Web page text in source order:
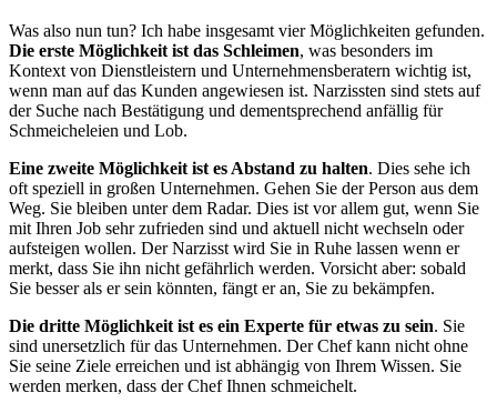
Was also nun tun? Ich habe insgesamt vier Möglichkeiten gefunden.
Die erste Möglichkeit ist das Schleimen, was besonders im
Kontext von Dienstleistern und Unternehmensberatern wichtig ist,
wenn man auf das Kunden angewiesen ist. Narzissten sind stets auf
der Suche nach Bestätigung und dementsprechend anfällig für
Schmeicheleien und Lob.
Eine zweite Möglichkeit ist es Abstand zu halten. Dies sehe ich
oft speziell in großen Unternehmen. Gehen Sie der Person aus dem
Weg. Sie bleiben unter dem Radar. Dies ist vor allem gut, wenn Sie
mit Ihren Job sehr zufrieden sind und aktuell nicht wechseln oder
aufsteigen wollen. Der Narzisst wird Sie in Ruhe lassen wenn er
merkt, dass Sie ihn nicht gefährlich werden. Vorsicht aber: sobald
Sie besser als er sein könnten, fängt er an, Sie zu bekämpfen.
Die dritte Möglichkeit ist es ein Experte für etwas zu sein. Sie
sind unersetzlich für das Unternehmen. Der Chef kann nicht ohne
Sie seine Ziele erreichen und ist abhängig von Ihrem Wissen. Sie
werden merken, dass der Chef Ihnen schmeichelt.